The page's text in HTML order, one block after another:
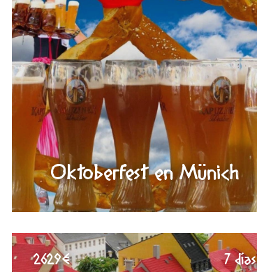
Oktoberfest en Münich
2629€ 7 días